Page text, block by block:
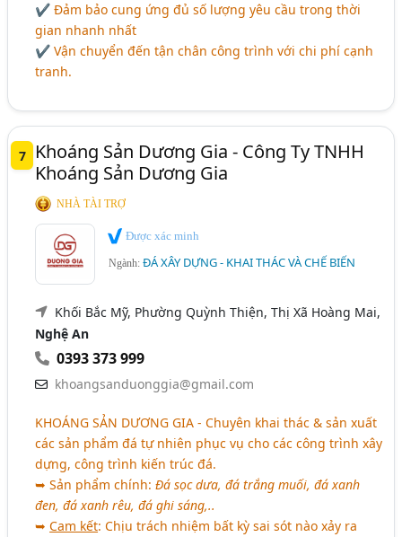
✔ Đảm bảo cung ứng đủ số lượng yêu cầu trong thời
gian nhanh nhất
✔ Vận chuyển đến tận chân công trình với chi phí cạnh
tranh.
7
Khoáng Sản Dương Gia - Công Ty TNHH
Khoáng Sản Dương Gia
NHÀ TÀI TRỢ
Được xác minh
Ngành:ĐÁ XÂY DỰNG - KHAI THÁC VÀ CHẾ BIẾN
Khối Bắc Mỹ, Phường Quỳnh Thiện, Thị Xã Hoàng Mai,
Nghệ An
0393 373 999
khoangsanduonggia@gmail.com
KHOÁNG SẢN DƯƠNG GIA - Chuyên khai thác & sản xuất
các sản phẩm đá tự nhiên phục vụ cho các công trình xây
dựng, công trình kiến trúc đá.
➥ Sản phẩm chính:Đá sọc dưa, đá trắng muối, đá xanh
đen, đá xanh rêu, đá ghi sáng,..
➥Cam kết: Chịu trách nhiệm bất kỳ sai sót nào xảy ra